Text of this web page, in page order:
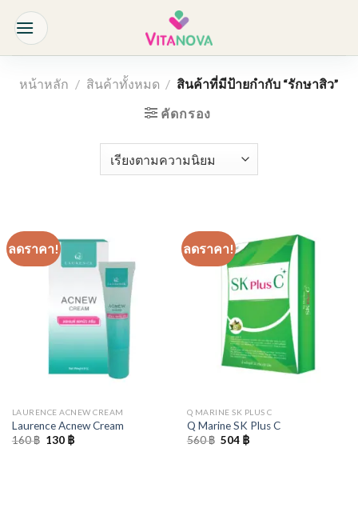
content
หน้าหลัก / สินค้าทั้งหมด / สินค้าที่มีป้ายกำกับ “รักษาสิว”
คัดกรอง
ลดราคา!
LAURENCE ACNEW CREAM
Laurence Acnew Cream
160฿ Original
130 ฿Current
ลดราคา!
Q MARINE SK PLUS C
Q Marine SK Plus C
560฿ Original
504 ฿Current